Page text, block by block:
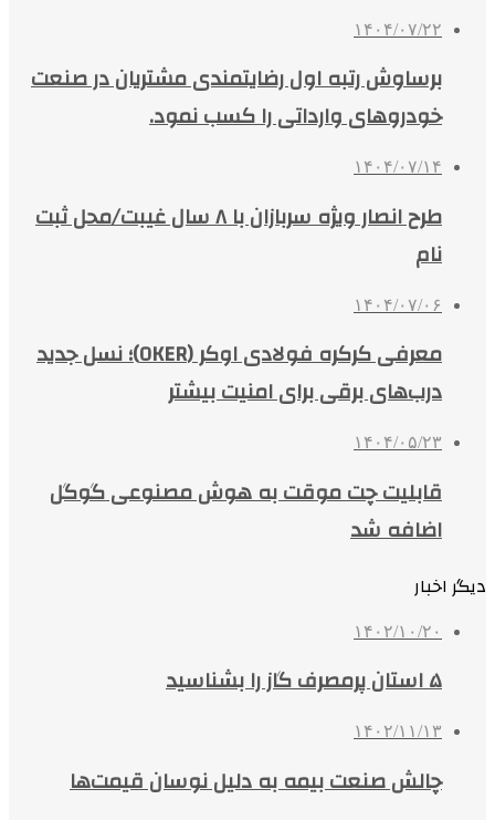
۱۴۰۴/۰۷/۲۲
برساوش رتبه اول رضایتمندی مشتریان در صنعت
خودروهای وارداتی را کسب نمود.
۱۴۰۴/۰۷/۱۴
طرح انصار ویژه سربازان با ۸ سال غیبت/محل ثبت
نام
۱۴۰۴/۰۷/۰۶
معرفی کرکره فولادی اوکر (OKER)؛ نسل جدید
درب‌های برقی برای امنیت بیشتر
۱۴۰۴/۰۵/۲۳
قابلیت چت موقت به هوش مصنوعی گوگل
اضافه شد
دیگر اخبار
۱۴۰۲/۱۰/۲۰
۵ استان پرمصرف گاز را بشناسید
۱۴۰۲/۱۱/۱۳
چالش صنعت بیمه به دلیل نوسان قیمت‌ها